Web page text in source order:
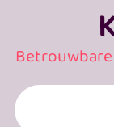
Search
for: